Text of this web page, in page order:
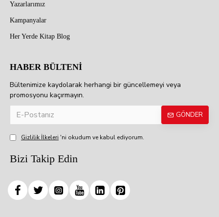
Yazarlarımız
Kampanyalar
Her Yerde Kitap Blog
HABER BÜLTENİ
Bültenimize kaydolarak herhangi bir güncellemeyi veya
promosyonu kaçırmayın.
GÖNDER
Gizlilik İlkeleri 'ni okudum ve kabul ediyorum.
Bizi Takip Edin